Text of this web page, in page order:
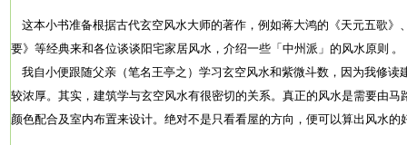
这本小书准备根据古代玄空风水大师的著作，例如蒋大鸿的《天元五歌》
要》等经典来和各位谈谈阳宅家居风水，介绍一些「中州派」的风水原则 。
我自小便跟随父亲（笔名王亭之）学习玄空风水和紫微斗数，因为我修读
较浓厚。其实，建筑学与玄空风水有很密切的关系。真正的风水是需要由
颜色配合及室内布置来设计。绝对不是只看看屋的方向，便可以算出风水的